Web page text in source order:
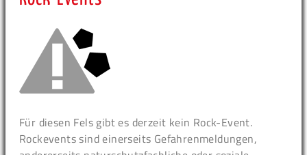
Für diesen Fels gibt es derzeit kein Rock-Event.
Rockevents sind einerseits Gefahrenmeldungen,